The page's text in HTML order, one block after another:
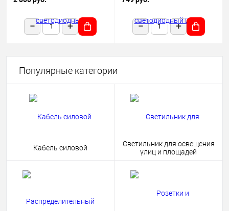
Популярные категории
Кабель силовой
Светильник для освещения
улиц и площадей